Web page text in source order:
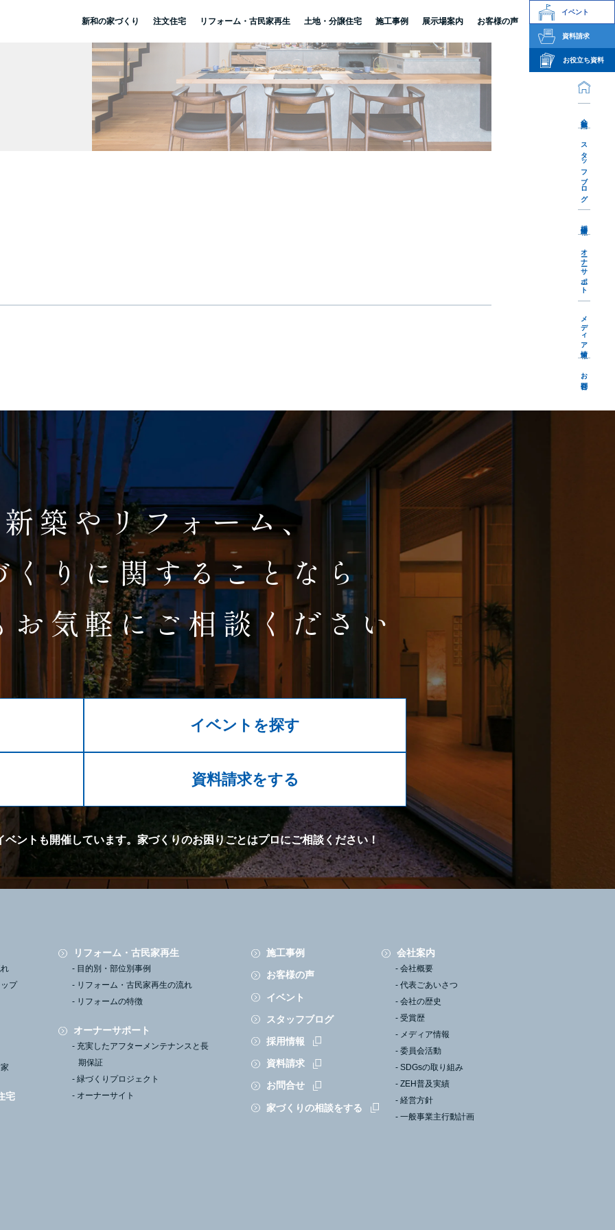
新和の家づくり 注文住宅 リフォーム・古民家再生 土地・分譲住宅 施工事例 展示場案内 お客様の声
イベント
資料請求
お役立ち資料
スタッフブログ
オーナーサポート
メディア情報
お問合せ
築やリフォーム、
くりに関することなら
お気軽にご相談ください
イベントを探す
資料請求をする
ントも開催しています。 家づくりのお困りごとはプロにご相談ください！
プ
宅
リフォーム・古民家再生
目的別・部位別事例
リフォーム・古民家再生の流れ
リフォームの特徴
オーナーサポート
充実したアフターメンテナンスと長
期保証
緑づくりプロジェクト
オーナーサイト
施工事例
お客様の声
イベント
スタッフブログ
採用情報
資料請求
お問合せ
家づくりの相談をする
会社案内
会社概要
代表ごあいさつ
会社の歴史
受賞歴
メディア情報
委員会活動
SDGsの取り組み
ZEH普及実績
経営方針
一般事業主行動計画